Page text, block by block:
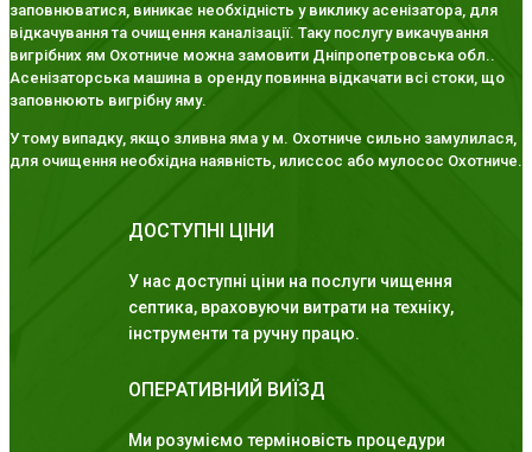
заповнюватися, виникає необхідність у виклику асенізатора, для
відкачування та очищення каналізації. Таку послугу викачування
вигрібних ям Охотниче можна замовити Дніпропетровська обл..
Асенізаторська машина в оренду повинна відкачати всі стоки, що
заповнюють вигрібну яму.
У тому випадку, якщо зливна яма у м. Охотниче сильно замулилася,
для очищення необхідна наявність, илиссос або мулосос Охотниче.
ДОСТУПНІ ЦІНИ
У нас доступні ціни на послуги чищення
септика, враховуючи витрати на техніку,
інструменти та ручну працю.
ОПЕРАТИВНИЙ ВИЇЗД
Ми розуміємо терміновість процедури